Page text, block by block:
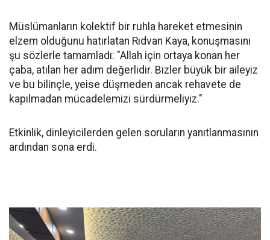
Müslümanların kolektif bir ruhla hareket etmesinin
elzem olduğunu hatırlatan Rıdvan Kaya, konuşmasını
şu sözlerle tamamladı: "Allah için ortaya konan her
çaba, atılan her adım değerlidir. Bizler büyük bir aileyiz
ve bu bilinçle, yeise düşmeden ancak rehavete de
kapılmadan mücadelemizi sürdürmeliyiz."
Etkinlik, dinleyicilerden gelen soruların yanıtlanmasının
ardından sona erdi.